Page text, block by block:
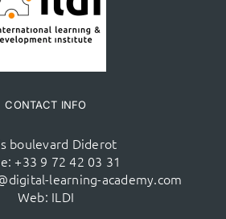
CONTACT INFO
boulevard Diderot
+33 9 72 42 03 31
learning-academy.com
Web: ILDI